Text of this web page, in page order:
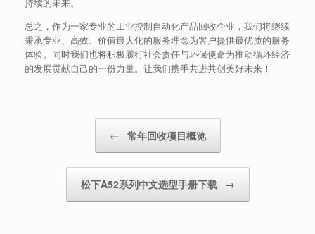
总之，作为一家专业的工业控制自动化产品回收企业，我们将继续
秉承专业、高效、价值最大化的服务理念为客户提供最优质的服务
体验。同时我们也将积极履行社会责任与环保使命为推动循环经济
的发展贡献自己的一份力量。让我们携手共进共创美好未来！
← 常年回收项目概览
松下A52系列中文选型手册下载 →